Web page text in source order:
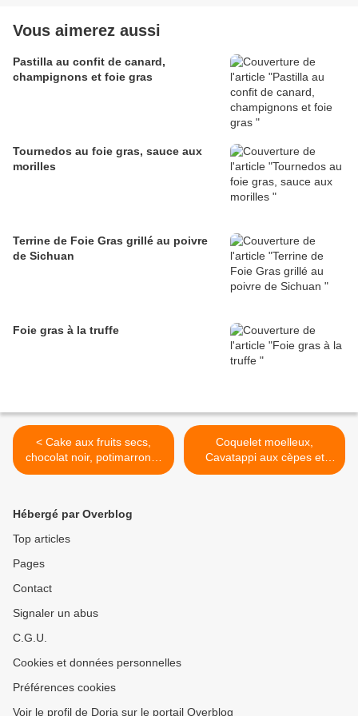
Vous aimerez aussi
Pastilla au confit de canard,
champignons et foie gras
Tournedos au foie gras, sauce aux
morilles
Terrine de Foie Gras grillé au poivre
de Sichuan
Foie gras à la truffe
< Cake aux fruits secs,
chocolat noir, potimarron &
sirop d'érable
Coquelet moelleux,
Cavatappi aux cèpes et
champignons de Paris >
Hébergé par Overblog
Top articles
Pages
Contact
Signaler un abus
C.G.U.
Cookies et données personnelles
Préférences cookies
Voir le profil de Doria sur le portail Overblog